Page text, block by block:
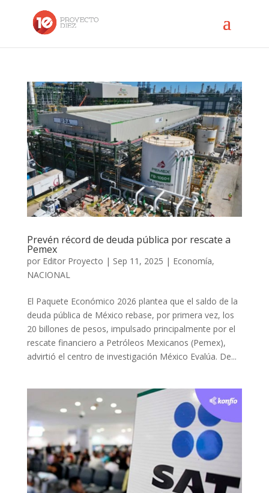
Prevén récord de deuda pública por rescate a
Pemex
por Editor Proyecto | Sep 11, 2025 | Economía,
NACIONAL
El Paquete Económico 2026 plantea que el saldo de la
deuda pública de México rebase, por primera vez, los
20 billones de pesos, impulsado principalmente por el
rescate financiero a Petróleos Mexicanos (Pemex),
advirtió el centro de investigación México Evalúa. De...